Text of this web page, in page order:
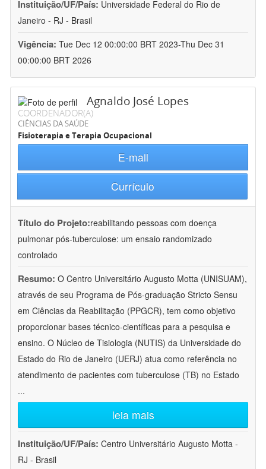
Instituição/UF/País: Universidade Federal do Rio de
Janeiro - RJ - Brasil
Vigência: Tue Dec 12 00:00:00 BRT 2023-Thu Dec 31
00:00:00 BRT 2026
Agnaldo José Lopes
COORDENADOR(A)
CIÊNCIAS DA SAÚDE
Fisioterapia e Terapia Ocupacional
E-mail
Currículo
Título do Projeto:reabilitando pessoas com doença
pulmonar pós-tuberculose: um ensaio randomizado
controlado
Resumo: O Centro Universitário Augusto Motta (UNISUAM),
através de seu Programa de Pós-graduação Stricto Sensu
em Ciências da Reabilitação (PPGCR), tem como objetivo
proporcionar bases técnico-científicas para a pesquisa e
ensino. O Núcleo de Tisiologia (NUTIS) da Universidade do
Estado do Rio de Janeiro (UERJ) atua como referência no
atendimento de pacientes com tuberculose (TB) no Estado
...
leia mais
Instituição/UF/País: Centro Universitário Augusto Motta -
RJ - Brasil